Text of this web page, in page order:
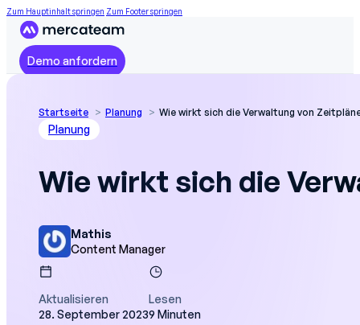
Zum Hauptinhalt springen Zum Footer springen
Demo anfordern
Startseite Planung Wie wirkt sich die Verwaltung von
Planung
Wie wirkt sich die
Mathis
Content Manager
Aktualisieren
28. September 2023
Lesen
9 Minuten